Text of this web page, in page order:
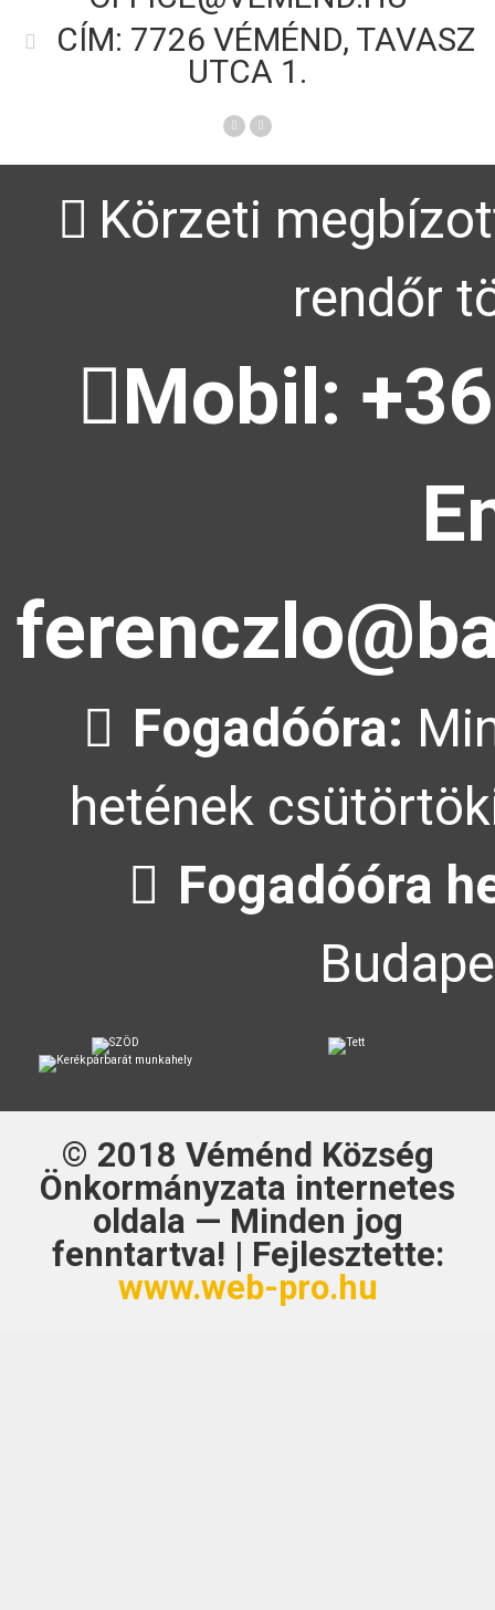
CÍM: 7726 VÉMÉND, TAVASZ
UTCA 1.
Körzeti
rendőr
Mobil:
Fogadóóra:
hetének
Fogadóóra
© 2018 Véménd Község
Önkormányzata internetes
oldala — Minden jog
fenntartva! | Fejlesztette:
www.web-pro.hu